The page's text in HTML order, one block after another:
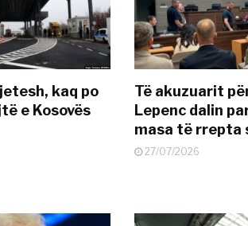
kaq po
e Kosovës
Të akuzuarit
Lepenc dalin
masa të rrepta
27/07/2026